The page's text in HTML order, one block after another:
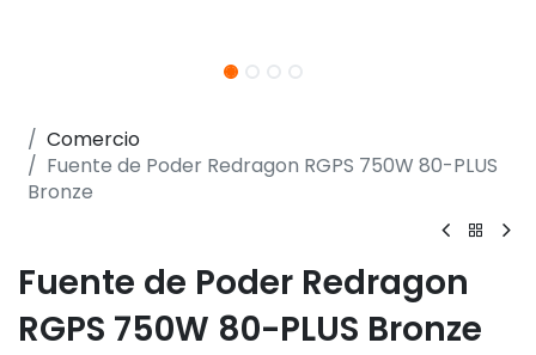
Comercio
Fuente de Poder Redragon RGPS 750W 80-PLUS
Bronze
Fuente de Poder Redragon
RGPS 750W 80-PLUS Bronze